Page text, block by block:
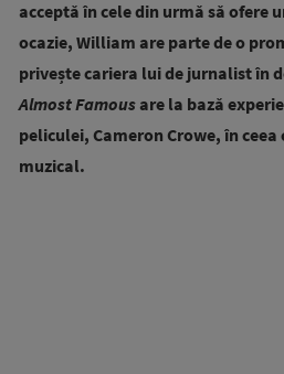
acceptă în cele din urmă să ofere
ocazie, William are parte de o
privește cariera lui de jurnalist în
Almost Famous are la bază
peliculei, Cameron Crowe, în
muzical.